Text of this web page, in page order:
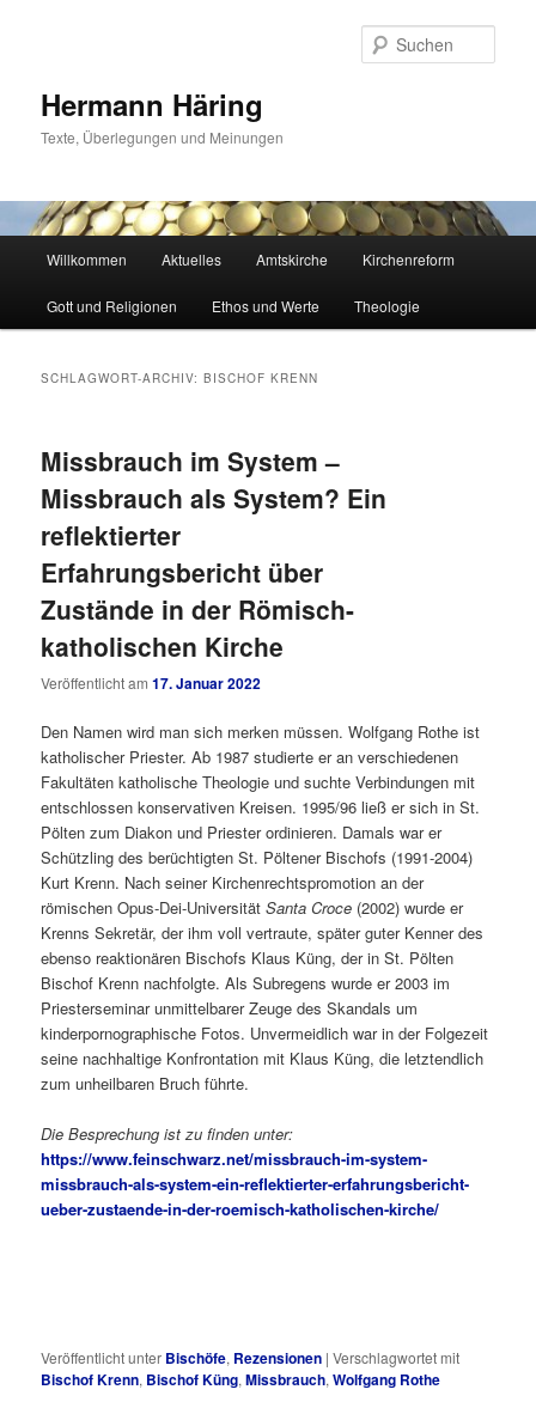
Hermann Häring
Texte, Überlegungen und Meinungen
Willkommen Aktuelles Amtskirche Kirchenreform
Gott und Religionen Ethos und Werte Theologie
SCHLAGWORT-ARCHIV:BISCHOF KRENN
Missbrauch im System –
Missbrauch als System? Ein
reflektierter
Erfahrungsbericht über
Zustände in der Römisch-
katholischen Kirche
Veröffentlicht am17. Januar 2022
Den Namen wird man sich merken müssen. Wolfgang Rothe ist
katholischer Priester. Ab 1987 studierte er an verschiedenen
Fakultäten katholische Theologie und suchte Verbindungen mit
entschlossen konservativen Kreisen. 1995/96 ließ er sich in St.
Pölten zum Diakon und Priester ordinieren. Damals war er
Schützling des berüchtigten St. Pöltener Bischofs (1991-2004)
Kurt Krenn. Nach seiner Kirchenrechtspromotion an der
römischen Opus-Dei-UniversitätSanta Croce (2002) wurde er
Krenns Sekretär, der ihm voll vertraute, später guter Kenner des
ebenso reaktionären Bischofs Klaus Küng, der in St. Pölten
Bischof Krenn nachfolgte. Als Subregens wurde er 2003 im
Priesterseminar unmittelbarer Zeuge des Skandals um
kinderpornographische Fotos. Unvermeidlich war in der Folgezeit
seine nachhaltige Konfrontation mit Klaus Küng, die letztendlich
zum unheilbaren Bruch führte.
Die Besprechung ist zu finden unter:
https://www.feinschwarz.net/missbrauch-im-system-
missbrauch-als-system-ein-reflektierter-erfahrungsbericht-
ueber-zustaende-in-der-roemisch-katholischen-kirche/
Veröffentlicht unter Bischöfe, Rezensionen |Verschlagwortet mit
Bischof Krenn, Bischof Küng,Missbrauch,Wolfgang Rothe